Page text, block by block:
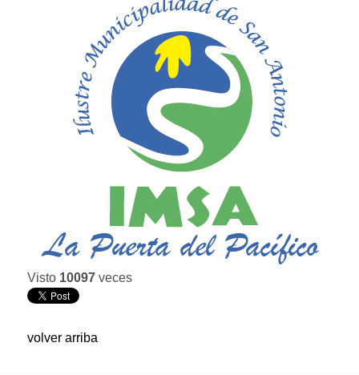
Visto 10097 veces
volver arriba